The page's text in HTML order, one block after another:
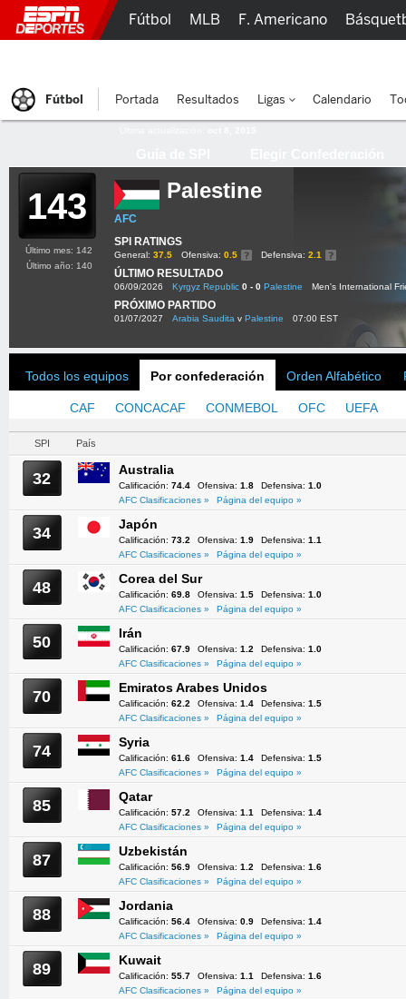
143 Palestine
AFC
SPI RATINGS
General: 37.5 Ofensiva: 0.5 Defensiva: 2.1
ÚLTIMO RESULTADO
06/09/2026 Kyrgyz Republic 0 - 0 Palestine Men's International
PRÓXIMO PARTIDO
01/07/2027 Arabia Saudita v Palestine 07:00 EST
Último mes: 142
Último año: 140
Todos los equipos Por confederación Orden Alfabético
CAF CONCACAF CONMEBOL OFC UEFA
SPI País
32 Australia
Calificación: 74.4 Ofensiva: 1.8 Defensiva: 1.0
AFC Clasificaciones »
Página del equipo »
34 Japón
Calificación: 73.2 Ofensiva: 1.9 Defensiva: 1.1
AFC Clasificaciones »
Página del equipo »
48 Corea del Sur
Calificación: 69.8 Ofensiva: 1.5 Defensiva: 1.0
AFC Clasificaciones »
Página del equipo »
50 Irán
Calificación: 67.9 Ofensiva: 1.2 Defensiva: 1.0
AFC Clasificaciones »
Página del equipo »
70 Emiratos Arabes Unidos
Calificación: 62.2 Ofensiva: 1.4 Defensiva: 1.5
AFC Clasificaciones »
Página del equipo »
74 Syria
Calificación: 61.6 Ofensiva: 1.4 Defensiva: 1.5
AFC Clasificaciones »
Página del equipo »
85 Qatar
Calificación: 57.2 Ofensiva: 1.1 Defensiva: 1.4
AFC Clasificaciones »
Página del equipo »
87 Uzbekistán
Calificación: 56.9 Ofensiva: 1.2 Defensiva: 1.6
AFC Clasificaciones »
Página del equipo »
88 Jordania
Calificación: 56.4 Ofensiva: 0.9 Defensiva: 1.4
AFC Clasificaciones »
Página del equipo »
89 Kuwait
Calificación: 55.7 Ofensiva: 1.1 Defensiva: 1.6
AFC Clasificaciones »
Página del equipo »
Fútbol MLB F. Americano
Fútbol Portada Resultados Ligas Calendario